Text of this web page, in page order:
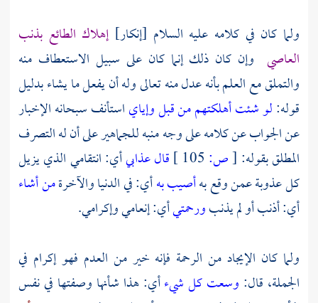
ولما كان في كلامه عليه السلام [إنكار]إهلاك الطائع بذنب
العاصي وإن كان ذلك إنما كان على سبيل الاستعطاف منه
والتملق مع العلم بأنه عدل منه تعالى وله أن يفعل ما يشاء بدليل
قوله:لو شئت أهلكتهم من قبل وإياياستأنف سبحانه الإخبار
عن الجواب عن كلامه على وجه منبه للجماهير على أن له التصرف
المطلق بقوله: [ص: قال عذابيأي: انتقامي الذي يزيل
كل عذوبة عمن وقع بهأصيب بهأي: في الدنيا والآخرةمن أشاء
أي: أذنب أو لم يذنبورحمتيأي: إنعامي وإكرامي.
ولما كان الإيجاد من الرحمة فإنه خير من العدم فهو إكرام في
الجملة، قال: وسعت كل شيءأي: هذا شأنها وصفتها في نفس